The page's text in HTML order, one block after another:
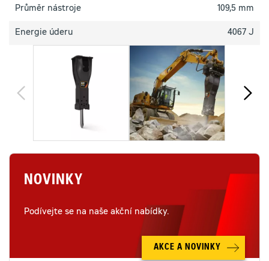
Průměr nástroje 109,5 mm
Energie úderu 4067 J
NOVINKY
Podívejte se na naše akční nabídky.
AKCE A NOVINKY